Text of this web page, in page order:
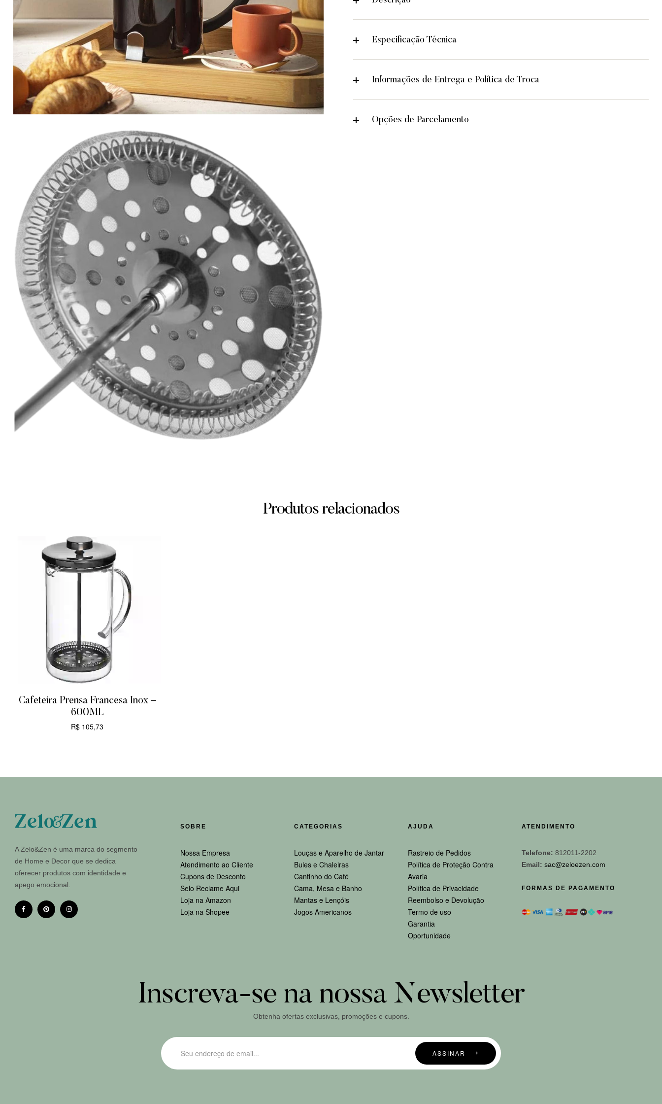
Especificação Técnica
Informações de Entrega e Política de Troca
Opções de Parcelamento
Produtos relacionados
Cafeteira Prensa Francesa Inox –
600ML
R$ 105,73
A Zelo&Zen é uma marca do segmento
de Home e Decor que se dedica
oferecer produtos com identidade e
apego emocional.
SOBRE
Nossa Empresa
Atendimento ao Cliente
Cupons de Desconto
Selo Reclame Aqui
Loja na Amazon
Loja na Shopee
CATEGORIAS
Louças e Aparelho de Jantar
Bules e Chaleiras
Cantinho do Café
Cama, Mesa e Banho
Mantas e Lençóis
Jogos Americanos
AJUDA
Rastreio de Pedidos
Política de Proteção Contra
Avaria
Política de Privacidade
Reembolso e Devolução
Termo de uso
Garantia
Oportunidade
ATENDIMENTO
Telefone: 812011-2202
Email: sac@zeloezen.com
FORMAS DE PAGAMENTO
Inscreva-se na nossa Newsletter
Obtenha ofertas exclusivas, promoções e cupons.
ASSINAR